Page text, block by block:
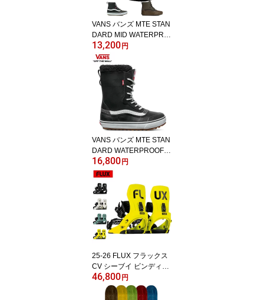
VANS バンズ MTE STAN
DARD MID WATERPRO
OF スタンダード ミッド
ウォータープルーフ スノ
ー ブーツ 防寒 メンズ
13,200 円
VANS バンズ MTE STAN
DARD WATERPROOF
スタンダード スノー ブ
ーツ 防寒 メンズ レディ
ース ウォータープルーフ
16,800 円
25-26 FLUX フラックス
CV シーブイ ビンディン
グ バインディング スノ
ーボード 予約商品
46,800 円